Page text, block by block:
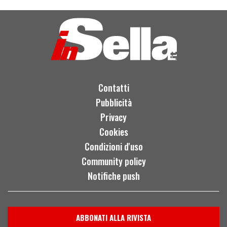
Contatti
Pubblicità
Privacy
Cookies
Condizioni d'uso
Community policy
Notifiche push
ABBONATI ALLA RIVISTA